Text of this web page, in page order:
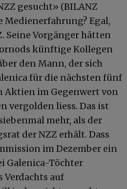
gesucht» (BILANZ
Medienerfahrung? Egal,
Seine Vorgänger hätten
künftige Kollegen
den Mann, der sich
für die nächsten fünf
Aktien im Gegenwert von
vergolden liess. Das ist
mehr, als der
der NZZ erhält. Dass
im Dezember ein
Galenica-Töchter
Verdachts auf